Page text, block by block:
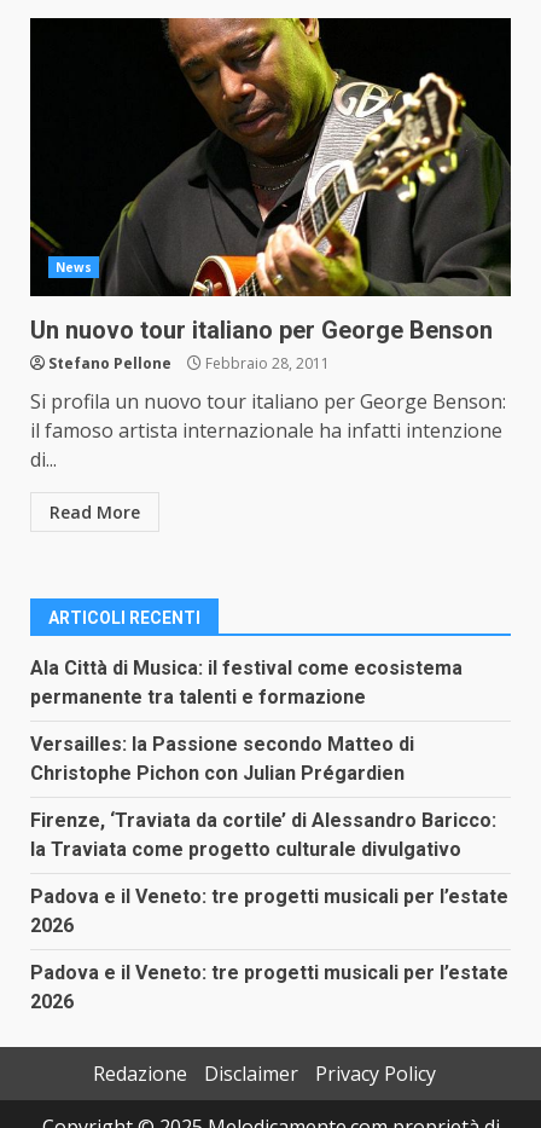
News
Un nuovo tour italiano per George Benson
Stefano Pellone Febbraio 28, 2011
Si profila un nuovo tour italiano per George Benson:
il famoso artista internazionale ha infatti intenzione
di...
Read More
ARTICOLI RECENTI
Ala Città di Musica: il festival come ecosistema
permanente tra talenti e formazione
Versailles: la Passione secondo Matteo di
Christophe Pichon con Julian Prégardien
Firenze, ‘Traviata da cortile’ di Alessandro Baricco:
la Traviata come progetto culturale divulgativo
Padova e il Veneto: tre progetti musicali per l’estate
2026
Padova e il Veneto: tre progetti musicali per l’estate
2026
Redazione Disclaimer
Privacy Policy